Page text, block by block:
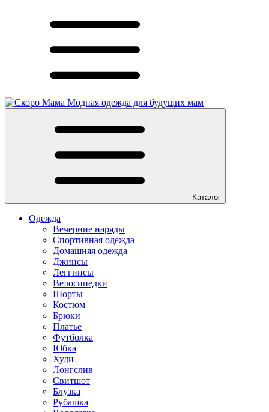
Модная одежда для будущих мам
Каталог
Одежда
Вечерние наряды
Спортивная одежда
Домашняя одежда
Джинсы
Леггинсы
Велосипедки
Шорты
Костюм
Брюки
Платье
Футболка
Юбка
Худи
Лонгслив
Свитшот
Блузка
Рубашка